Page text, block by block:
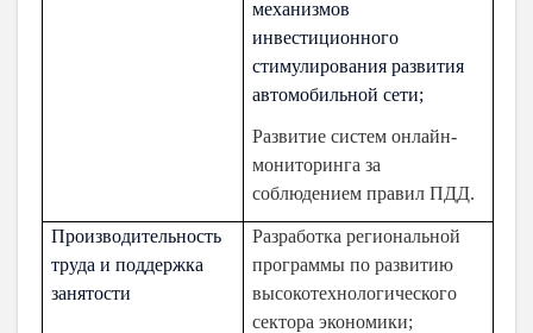
механизмов
инвестиционного
стимулирования развития
автомобильной сети;
Развитие систем онлайн-
мониторинга за
соблюдением правил ПДД.
Производительность
труда и поддержка
занятости
Разработка региональной
программы по развитию
высокотехнологического
сектора экономики;